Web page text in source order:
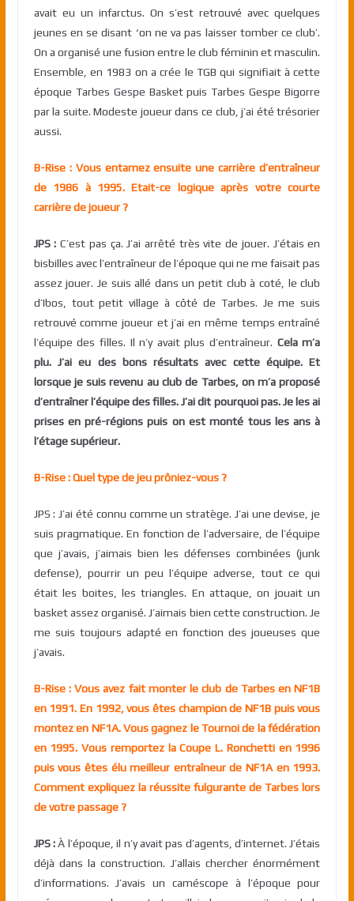
avait eu un infarctus. On s’est retrouvé avec quelques
jeunes en se disant ‘on ne va pas laisser tomber ce club’.
On a organisé une fusion entre le club féminin et masculin.
Ensemble, en 1983 on a crée le TGB qui signifiait à cette
époque Tarbes Gespe Basket puis Tarbes Gespe Bigorre
par la suite. Modeste joueur dans ce club, j’ai été trésorier
aussi.
B-Rise : Vous entamez ensuite une carrière d’entraîneur
de 1986 à 1995. Etait-ce logique après votre courte
carrière de joueur ?
JPS :C’est pas ça. J’ai arrêté très vite de jouer. J’étais en
bisbilles avec l’entraîneur de l’époque qui ne me faisait pas
assez jouer. Je suis allé dans un petit club à coté, le club
d’Ibos, tout petit village à côté de Tarbes. Je me suis
retrouvé comme joueur et j’ai en même temps entraîné
l’équipe des filles. Il n’y avait plus d’entraîneur. Cela m’a
plu. J’ai eu des bons résultats avec cette équipe. Et
lorsque je suis revenu au club de Tarbes, on m’a proposé
d’entraîner l’équipe des filles. J’ai dit pourquoi pas. Je les ai
prises en pré-régions puis on est monté tous les ans à
l’étage supérieur.
B-Rise : Quel type de jeu prôniez-vous ?
JPS : J’ai été connu comme un stratège. J’ai une devise, je
suis pragmatique. En fonction de l’adversaire, de l’équipe
que j’avais, j’aimais bien les défenses combinées (junk
defense), pourrir un peu l’équipe adverse, tout ce qui
était les boites, les triangles. En attaque, on jouait un
basket assez organisé. J’aimais bien cette construction. Je
me suis toujours adapté en fonction des joueuses que
j’avais.
B-Rise : Vous avez fait monter le club de Tarbes en NF1B
en 1991. En 1992, vous êtes champion de NF1B puis vous
montez en NF1A. Vous gagnez le Tournoi de la fédération
en 1995. Vous remportez la Coupe L. Ronchettien 1996
puis vous êtes élu meilleur entraîneur de NF1A en 1993.
Comment expliquez la réussite fulgurante de Tarbes lors
de votre passage ?
JPS :À l’époque, il n’y avait pas d’agents, d’internet. J’étais
déjà dans la construction. J’allais chercher énormément
d’informations. J’avais un caméscope à l’époque pour